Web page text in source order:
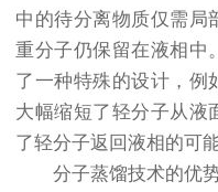
中的待分离物质仅需局
重分子仍保留在液相中
了一种特殊的设计，例
大幅缩短了轻分子从液
了轻分子返回液相的可
分子蒸馏技术的优势